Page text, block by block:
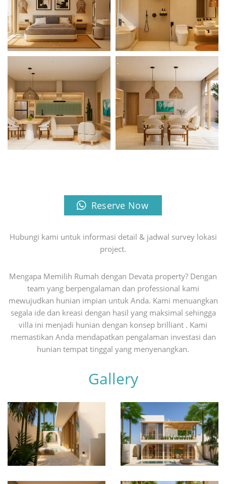
Reserve Now
Hubungi kami untuk informasi detail & jadwal survey lokasi
project.
Mengapa Memilih Rumah dengan Devata property? Dengan
team yang berpengalaman dan professional kami
mewujudkan hunian impian untuk Anda. Kami menuangkan
segala ide dan kreasi dengan hasil yang maksimal sehingga
villa ini menjadi hunian dengan konsep brilliant . Kami
memastikan Anda mendapatkan pengalaman investasi dan
hunian tempat tinggal yang menyenangkan.
Gallery